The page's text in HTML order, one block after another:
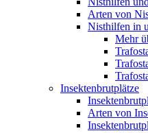
Arten von
Nisthilfen in
Mehr
Insektenbrutplätze
Arten von